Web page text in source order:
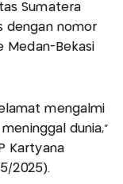
Sumatera
dengan nomor
Medan-Bekasi
mengalmi
dunia,”
Kartyana
2025).